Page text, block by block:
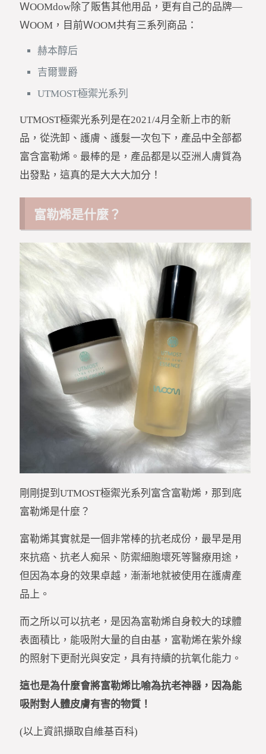
ＷOOMdow除了販售其他用品，更有自己的品牌—
ＷOOM，目前ＷOOM共有三系列商品：
赫本醇后
吉爾豐爵
UTMOST極禦光系列
UTMOST極禦光系列是在2021/4月全新上市的新
品，從洗卸、護膚、護髮一次包下，產品中全部都
富含富勒烯。最棒的是，產品都是以亞洲人膚質為
出發點，這真的是大大大加分！
富勒烯是什麼？
剛剛提到UTMOST極禦光系列富含富勒烯，那到底
富勒烯是什麼？
富勒烯其實就是一個非常棒的抗老成份，最早是用
來抗癌、抗老人痴呆、防禦細胞壞死等醫療用途，
但因為本身的效果卓越，漸漸地就被使用在護膚產
品上。
而之所以可以抗老，是因為富勒烯自身較大的球體
表面積比，能吸附大量的自由基，富勒烯在紫外線
的照射下更耐光與安定，具有持續的抗氧化能力。
這也是為什麼會將富勒烯比喻為抗老神器，因為能
吸附對人體皮膚有害的物質！
(以上資訊擷取自維基百科)